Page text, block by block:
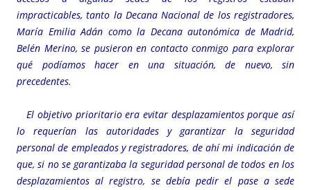
impracticables, tanto la Decana Nacional de los registradores,
María Emilia Adán como la Decana autonómica de Madrid,
Belén Merino, se pusieron en contacto conmigo para explorar
qué podíamos hacer en una situación, de nuevo, sin
precedentes.
El objetivo prioritario era evitar desplazamientos porque así
lo requerían las autoridades y garantizar la seguridad
personal de empleados y registradores, de ahí mi indicación de
que, si no se garantizaba la seguridad personal de todos en los
desplazamientos al registro, se debía pedir el pase a sede